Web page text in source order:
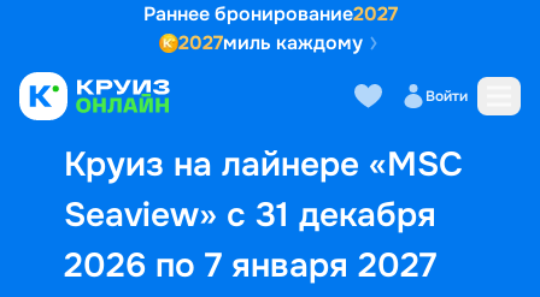
Раннее бронирование2027
2027миль каждому
Войти
Круиз на лайнере «MSC
Seaview» с 31 декабря
2026 по 7 января 2027
Выбор кают Маршрут и